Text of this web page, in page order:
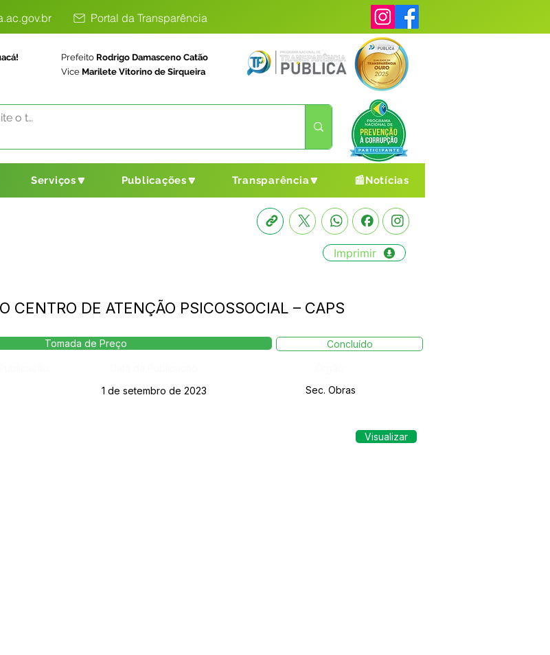
Portal da Transparência
Prefeito Rodrigo Damasceno Catão
Vice Marilete Vitorino de Sirqueira
Serviços🔽 Publicações🔽 Transparência🔽 📰Notícias
Imprimir
DE ATENÇÃO PSICOSSOCIAL – CAPS
Tomada de Preço Concluído
1 de setembro de 2023 Sec. Obras
Visualizar